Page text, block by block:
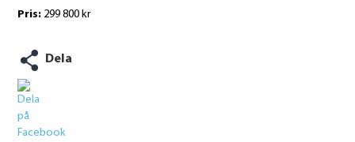
Pris: 299 800 kr
Dela